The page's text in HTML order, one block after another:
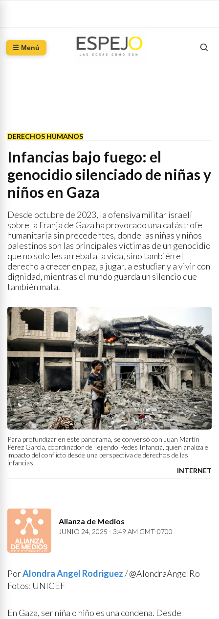
☰ Menú
DERECHOS HUMANOS
Infancias bajo fuego: el
genocidio silenciado de niñas y
niños en Gaza
Desde octubre de 2023, la ofensiva militar israelí
sobre la Franja de Gaza ha provocado una catástrofe
humanitaria sin precedentes, donde las niñas y niños
palestinos son las principales víctimas de un genocidio
que no solo les arrebata la vida, sino también el
derecho a crecer en paz, a jugar, a estudiar y a vivir con
dignidad, mientras el mundo guarda un silencio que
también mata.
Para profundizar en este panorama, se conversó con Juan Martín
Pérez García, coordinador de Tejiendo Redes Infancia, quien analiza el
impacto del conflicto desde una perspectiva de derechos de las
infancias.
INTERNET
Alianza de Medios
JUNIO 24, 2025 - 3:49 AM GMT-0700
PorAlondra Angel Rodriguez/ @AlondraAngelRo
Fotos: UNICEF
En Gaza, ser niña o niño es una condena. Desde